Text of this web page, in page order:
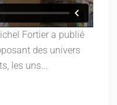
Fortier a publié
des univers
les uns...